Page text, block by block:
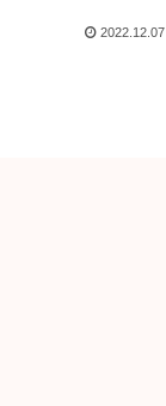
2022.12.07